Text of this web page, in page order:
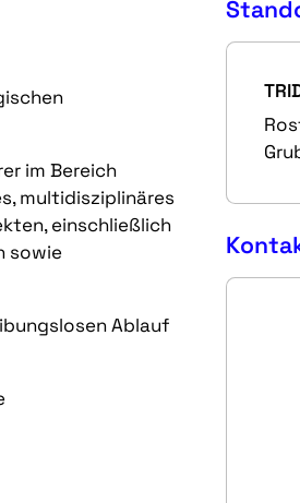
im Bereich
multidisziplinäres
einschließlich
sowie
Ablauf